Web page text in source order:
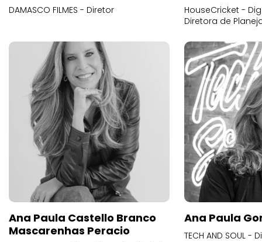
DAMASCO FILMES - Diretor
HouseCricket -
Diretora de
Ana Paula Castello Branco
Mascarenhas Peracio
Ana Paula
TECH AND SOUL